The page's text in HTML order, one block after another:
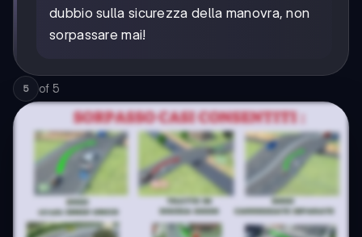
dubbio sulla sicurezza della manovra, non
sorpassare mai!
5 of 5